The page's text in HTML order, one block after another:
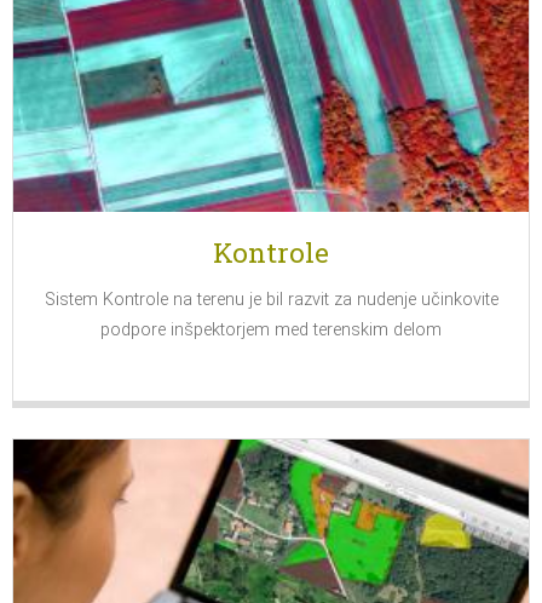
Kontrole
Sistem Kontrole na terenu je bil razvit za nudenje učinkovite
podpore inšpektorjem med terenskim delom